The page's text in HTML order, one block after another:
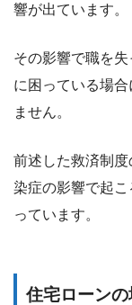
響が出ています。
その影響で職を
に困っている場
ません。
前述した救済制
染症の影響で起
っています。
住宅ローン